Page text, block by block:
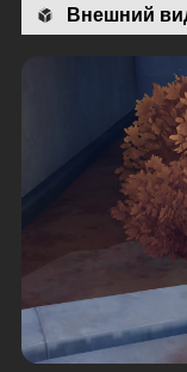
Внешний